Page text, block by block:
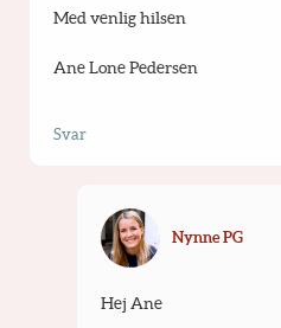
Med venlig hilsen
Ane Lone Pedersen
Svar
Nynne PG
Hej Ane